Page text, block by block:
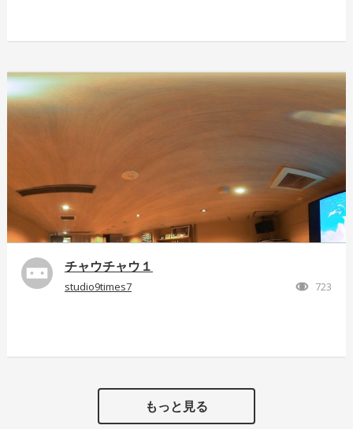
チャウチャウ１
studio9times7 723
もっと見る